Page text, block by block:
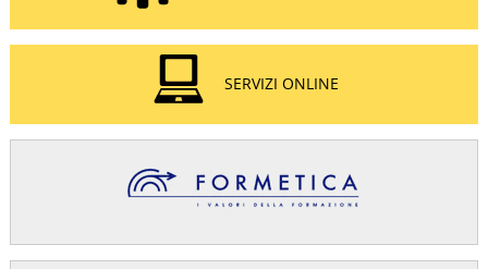
SERVIZI ONLINE